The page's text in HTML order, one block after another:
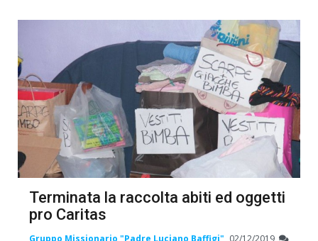
Terminata la raccolta abiti ed oggetti
pro Caritas